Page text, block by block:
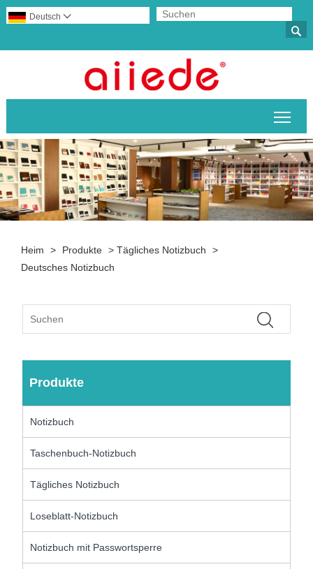

Deutsch 
Heim > Produkte >Tägliches Notizbuch
>
Deutsches Notizbuch
Produkte
Notizbuch
Taschenbuch-Notizbuch
Tägliches Notizbuch
Loseblatt-Notizbuch
Notizbuch mit Passwortsperre